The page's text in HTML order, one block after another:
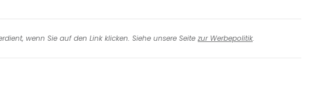
wenn Sie auf den Link klicken. Siehe unsere Seite zur Werbepolitik.